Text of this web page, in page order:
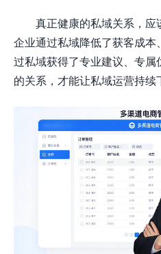
真正健康的私域关系，应
企业通过私域降低了获客成本
过私域获得了专业建议、专
的关系，才能让私域运营持续